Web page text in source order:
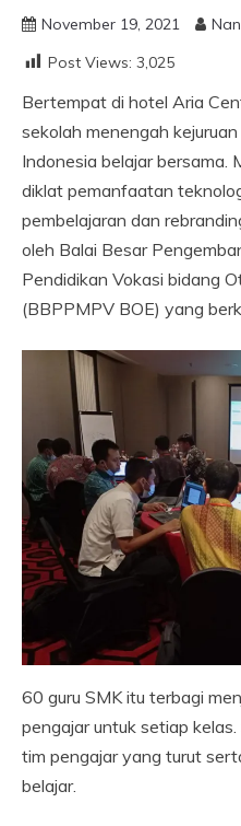
November 19, 2021
Post Views: 3,025
Bertempat di hotel Aria
sekolah menengah
Indonesia belajar bersama.
diklat pemanfaatan
pembelajaran dan
oleh Balai Besar
Pendidikan Vokasi bidang
(BBPPMPV BOE) yang
60 guru SMK itu terbagi
pengajar untuk setiap
tim pengajar yang turut
belajar.